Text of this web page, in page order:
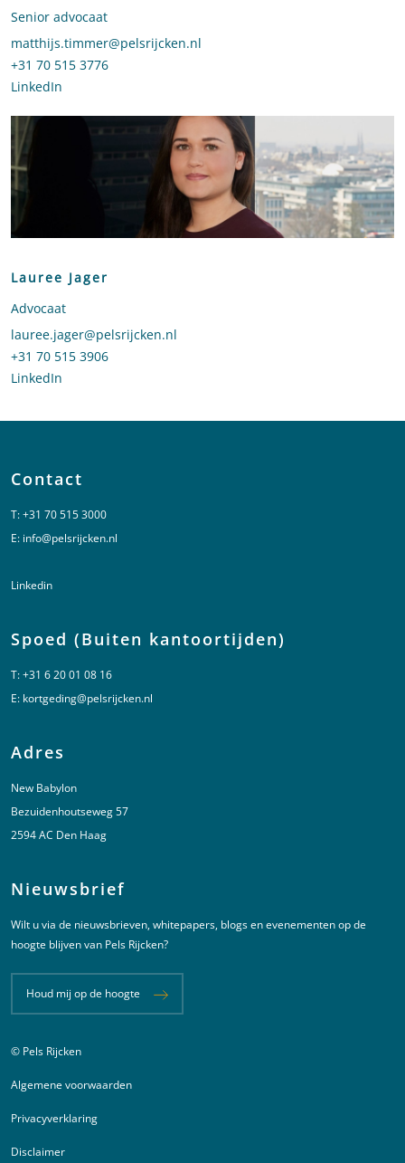
Senior advocaat
Stuur een e-mail naar Matthijs Timmer
matthijs.timmer@pelsrijcken.nl
Bel naar Matthijs Timmer
+31 70 515 3776
LinkedIn
Lauree Jager
Advocaat
Stuur een e-mail naar Lauree Jager
lauree.jager@pelsrijcken.nl
Bel naar Lauree Jager
+31 70 515 3906
LinkedIn
Contact
T:+31 70 515 3000
E: info@pelsrijcken.nl
Linkedin
Spoed (Buiten kantoortijden)
T:+31 6 20 01 08 16
E: kortgeding@pelsrijcken.nl
Adres
New Babylon
Bezuidenhoutseweg 57
2594 AC Den Haag
Nieuwsbrief
Wilt u via de nieuwsbrieven, whitepapers, blogs en evenementen op de
hoogte blijven van Pels Rijcken?
Houd mij op de hoogte
Juridische informatie
© Pels Rijcken
Algemene voorwaarden
Privacyverklaring
Disclaimer